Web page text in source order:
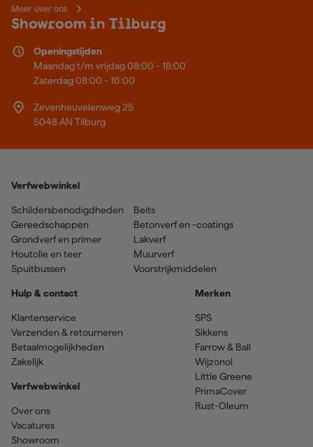
Meer over ons
Showroom in Tilburg
Openingstijden
Maandag t/m vrijdag 08:00 - 18:00
Zaterdag 08:00 - 16:00
Zevenheuvelenweg 25
5048 AN Tilburg
Verfwebwinkel
Schildersbenodigdheden
Gereedschappen
Grondverf en primer
Houtolie en teer
Spuitbussen
Beits
Betonverf en -coatings
Lakverf
Muurverf
Voorstrijkmiddelen
Hulp & contact
Klantenservice
Verzenden & retourneren
Betaalmogelijkheden
Zakelijk
Verfwebwinkel
Over ons
Vacatures
Showroom
Merken
SPS
Sikkens
Farrow & Ball
Wijzonol
Little Greene
PrimaCover
Rust-Oleum